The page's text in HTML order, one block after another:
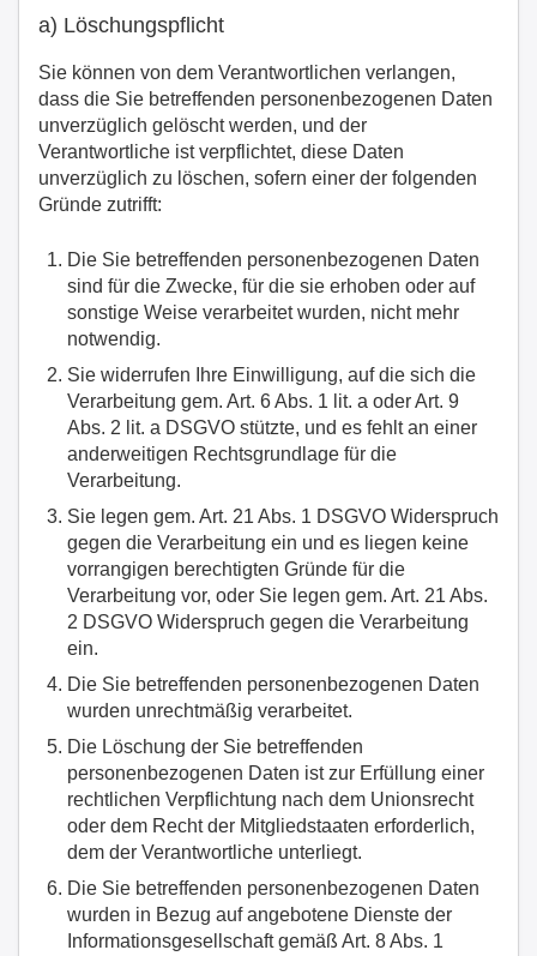
a) Löschungspflicht
Sie können von dem Verantwortlichen verlangen,
dass die Sie betreffenden personenbezogenen Daten
unverzüglich gelöscht werden, und der
Verantwortliche ist verpflichtet, diese Daten
unverzüglich zu löschen, sofern einer der folgenden
Gründe zutrifft:
Die Sie betreffenden personenbezogenen Daten
sind für die Zwecke, für die sie erhoben oder auf
sonstige Weise verarbeitet wurden, nicht mehr
notwendig.
Sie widerrufen Ihre Einwilligung, auf die sich die
Verarbeitung gem. Art. 6 Abs. 1 lit. a oder Art. 9
Abs. 2 lit. a DSGVO stützte, und es fehlt an einer
anderweitigen Rechtsgrundlage für die
Verarbeitung.
Sie legen gem. Art. 21 Abs. 1 DSGVO Widerspruch
gegen die Verarbeitung ein und es liegen keine
vorrangigen berechtigten Gründe für die
Verarbeitung vor, oder Sie legen gem. Art. 21 Abs.
2 DSGVO Widerspruch gegen die Verarbeitung
ein.
Die Sie betreffenden personenbezogenen Daten
wurden unrechtmäßig verarbeitet.
Die Löschung der Sie betreffenden
personenbezogenen Daten ist zur Erfüllung einer
rechtlichen Verpflichtung nach dem Unionsrecht
oder dem Recht der Mitgliedstaaten erforderlich,
dem der Verantwortliche unterliegt.
Die Sie betreffenden personenbezogenen Daten
wurden in Bezug auf angebotene Dienste der
Informationsgesellschaft gemäß Art. 8 Abs. 1